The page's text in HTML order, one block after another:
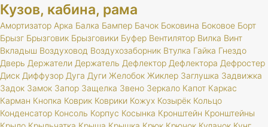
Кузов, кабина, рама
Амортизатор Арка Балка Бампер Бачок Боковина Боковое Борт
Брызг Брызговик Брызговики Буфер Вентилятор Вилка Винт
Вкладыш Воздуховод Воздухозаборник Втулка Гайка Гнездо
Дверь Держатели Держатель Дефлектор Дефлектора Дефростер
Диск Диффузор Дуга Дуги Желобок Жиклер Заглушка Задвижка
Задок Замок Запор Защелка Звено Зеркало Капот Каркас
Карман Кнопка Коврик Коврики Кожух Козырёк Кольцо
Конденсатор Консоль Корпус Косынка Кронштейн Кронштейны